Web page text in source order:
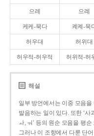
으레 으례
케케-묵다 켸켸-묵
허우대 허위대
허우적-허우적 허위적-허
해설
일부 방언에서는 이중 모음을
발음하는 일이 있다. 또한 ‘사
ㅘ, ㅝ’ 등의 원순 모음을 평
그러나 이 조항에서 다룬 단